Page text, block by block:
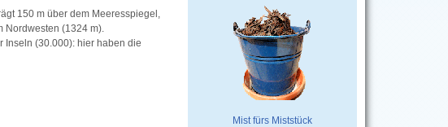
150 m über dem Meeresspiegel,
Nordwesten (1324 m).
Inseln (30.000): hier haben die
Mist fürs Miststück